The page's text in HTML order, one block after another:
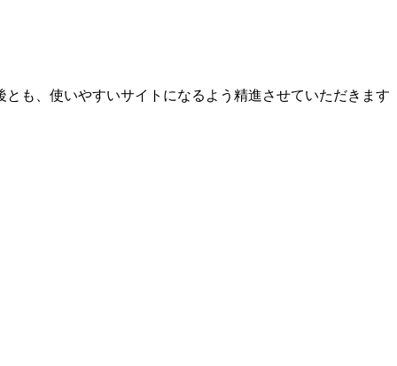
も、使いやすいサイトになるよう精進させていただきます